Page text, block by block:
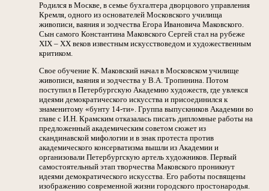
Родился в Москве, в семье бухгалтера дворцового управления
Кремля, одного из основателей Московского училища
живописи, ваяния и зодчества Егора Ивановича Маковского.
Сын самого Константина Маковского Сергей стал на рубеже
XIX – XX веков известным искусствоведом и художественным
критиком.
Свое обучение К. Маковский начал в Московском училище
живописи, ваяния и зодчества у В.А. Тропинина. Потом
поступил в Петербургскую Академию художеств, где увлекся
идеями демократического искусства и присоединился к
знаменитому «бунту 14-ти». Группа выпускников Академии во
главе с И.Н. Крамским отказалась писать дипломные работы на
предложенный академическим советом сюжет из
скандинавской мифологии и в знак протеста против
академического консерватизма вышли из Академии и
организовали Петербургскую артель художников. Первый
самостоятельный этап творчества Маковского проникнут
идеями демократического искусства. Его работы посвящены
изображению современной жизни городского простонародья.